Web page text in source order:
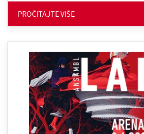
PROČITAJTE VIŠE